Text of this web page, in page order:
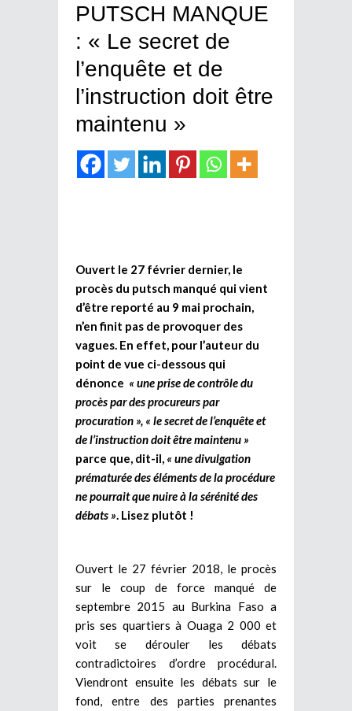
PUTSCH MANQUE
: « Le secret de
l’enquête et de
l’instruction doit être
maintenu »
Ouvert le 27 février dernier, le
procès du putsch manqué qui vient
d’être reporté au 9 mai prochain,
n’en finit pas de provoquer des
vagues. En effet, pour l’auteur du
point de vue ci-dessous qui
dénonce « une prise de contrôle du
procès par des procureurs par
procuration », « le secret de l’enquête et
de l’instruction doit être maintenu »
parce que, dit-il, « une divulgation
prématurée des éléments de la procédure
ne pourrait que nuire à la sérénité des
débats » . Lisez plutôt !
Ouvert le 27 février 2018, le procès
sur le coup de force manqué de
septembre 2015 au Burkina Faso a
pris ses quartiers à Ouaga 2 000 et
voit se dérouler les débats
contradictoires d’ordre procédural.
Viendront ensuite les débats sur le
fond, entre des parties prenantes